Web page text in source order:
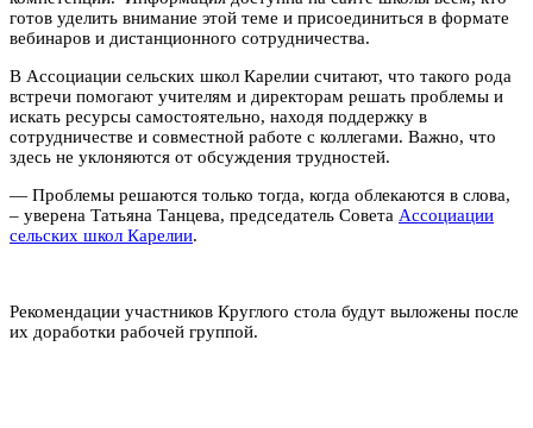
готов уделить внимание этой теме и присоединиться в формате
вебинаров и дистанционного сотрудничества.
В Ассоциации сельских школ Карелии считают, что такого рода
встречи помогают учителям и директорам решать проблемы и
искать ресурсы самостоятельно, находя поддержку в
сотрудничестве и совместной работе с коллегами. Важно, что
здесь не уклоняются от обсуждения трудностей.
— Проблемы решаются только тогда, когда облекаются в слова,
– уверена Татьяна Танцева, председатель Совета Ассоциации
сельских школ Карелии.
Рекомендации участников Круглого стола будут выложены после
их доработки рабочей группой.